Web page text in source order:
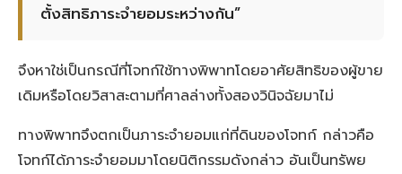
ตั้งสิทธิภาระจำยอมระหว่างกัน”
จึงหาใช่เป็นกรณีที่โจทก์ใช้ทางพิพาทโดยอาศัยสิทธิของผู้ขาย
เดิมหรือโดยวิสาสะตามที่ศาลล่างทั้งสองวินิจฉัยมาไม่
ทางพิพาทจึงตกเป็นภาระจำยอมแก่ที่ดินของโจทก์ กล่าวคือ
โจทก์ได้ภาระจำยอมมาโดยนิติกรรมดังกล่าว อันเป็นทรัพย